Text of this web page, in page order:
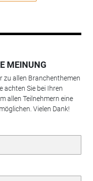
MEINUNG
zu allen Branchenthemen
achten Sie bei Ihren
allen Teilnehmern eine
Vielen Dank!